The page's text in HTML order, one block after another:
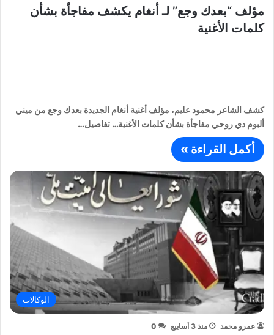
مؤلف “بعدك وجع” لـ أنغام يكشف مفاجأة بشأن
كلمات الأغنية
كشف الشاعر محمود عليم، مؤلف أغنية أنغام الجديدة بعدك وجع من ميني
ألبوم دي روحي مفاجأة بشأن كلمات الأغنية… تفاصيل…
أكمل القراءة »
الوكالات
عمرو محمد منذ 3 أسابيع 0